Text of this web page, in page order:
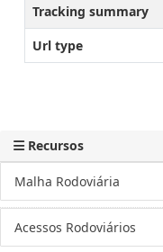
Recursos
Malha Rodoviária
Acessos Rodoviários
Tracking summary
Url type